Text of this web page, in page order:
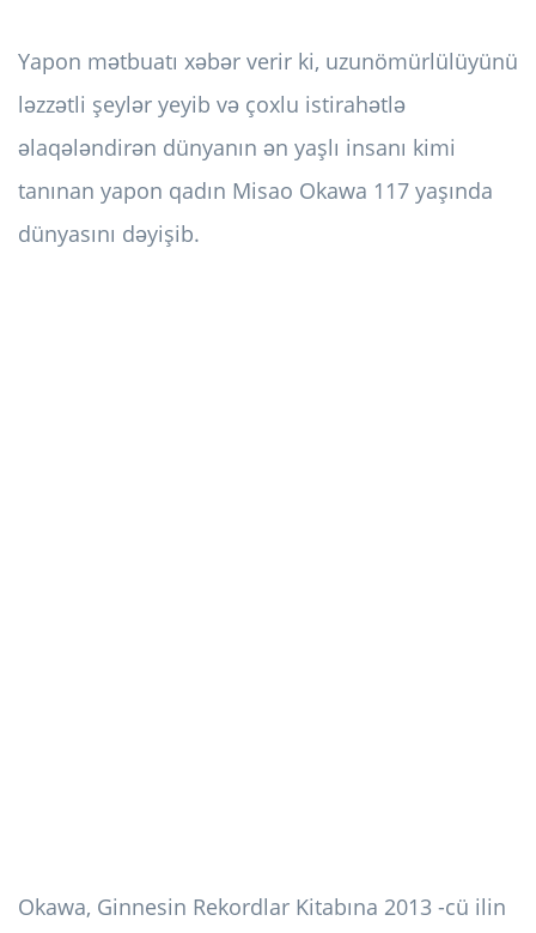
Yapon mətbuatı xəbər verir ki, uzunömürlülüyünü
ləzzətli şeylər yeyib və çoxlu istirahətlə
əlaqələndirən dünyanın ən yaşlı insanı kimi
tanınan yapon qadın Misao Okawa 117 yaşında
dünyasını dəyişib.
Okawa, Ginnesin Rekordlar Kitabına 2013 -cü ilin